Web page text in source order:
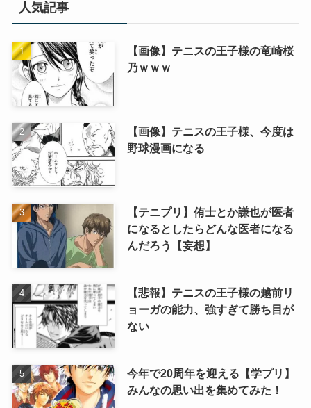
人気記事
【画像】テニスの王子様の竜崎桜
乃ｗｗｗ
【画像】テニスの王子様、今度は
野球漫画になる
【テニプリ】侑士とか謙也が医者
になるとしたらどんな医者になる
んだろう【妄想】
【悲報】テニスの王子様の越前リ
ョーガの能力、強すぎて勝ち目が
ない
今年で20周年を迎える【学プリ】
みんなの思い出を集めてみた！